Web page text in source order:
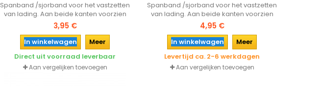
Spanband /sjorband voor het vastzetten
van lading. Aan beide kanten voorzien
van een haak.
3,95 €
In winkelwagen
Meer
Direct uit voorraad leverbaar
Aan vergelijken toevoegen
Spanband /sjorband voor het vastzetten
van lading. Aan beide kanten voorzien
van een haak.
4,95 €
In winkelwagen
Meer
Levertijd ca. 2-6 werkdagen
Aan vergelijken toevoegen